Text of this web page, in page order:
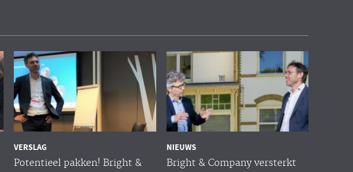
VERSLAG
Potentieel pakken! Bright &
NIEUWS
Bright & Company versterkt